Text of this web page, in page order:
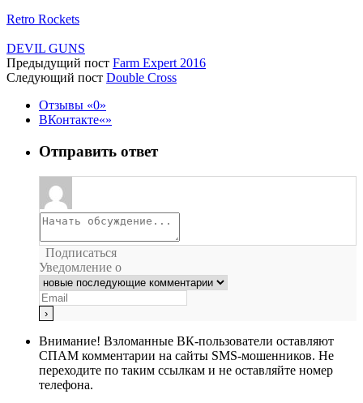
Retro Rockets
DEVIL GUNS
Предыдущий пост Farm Expert 2016
Следующий пост Double Cross
Отзывы
0
ВКонтакте
Отправить ответ
Подписаться
Уведомление о
Внимание! Взломанные ВК-пользователи оставляют
СПАМ комментарии на сайты SMS-мошенников. Не
переходите по таким ссылкам и не оставляйте номер
телефона.